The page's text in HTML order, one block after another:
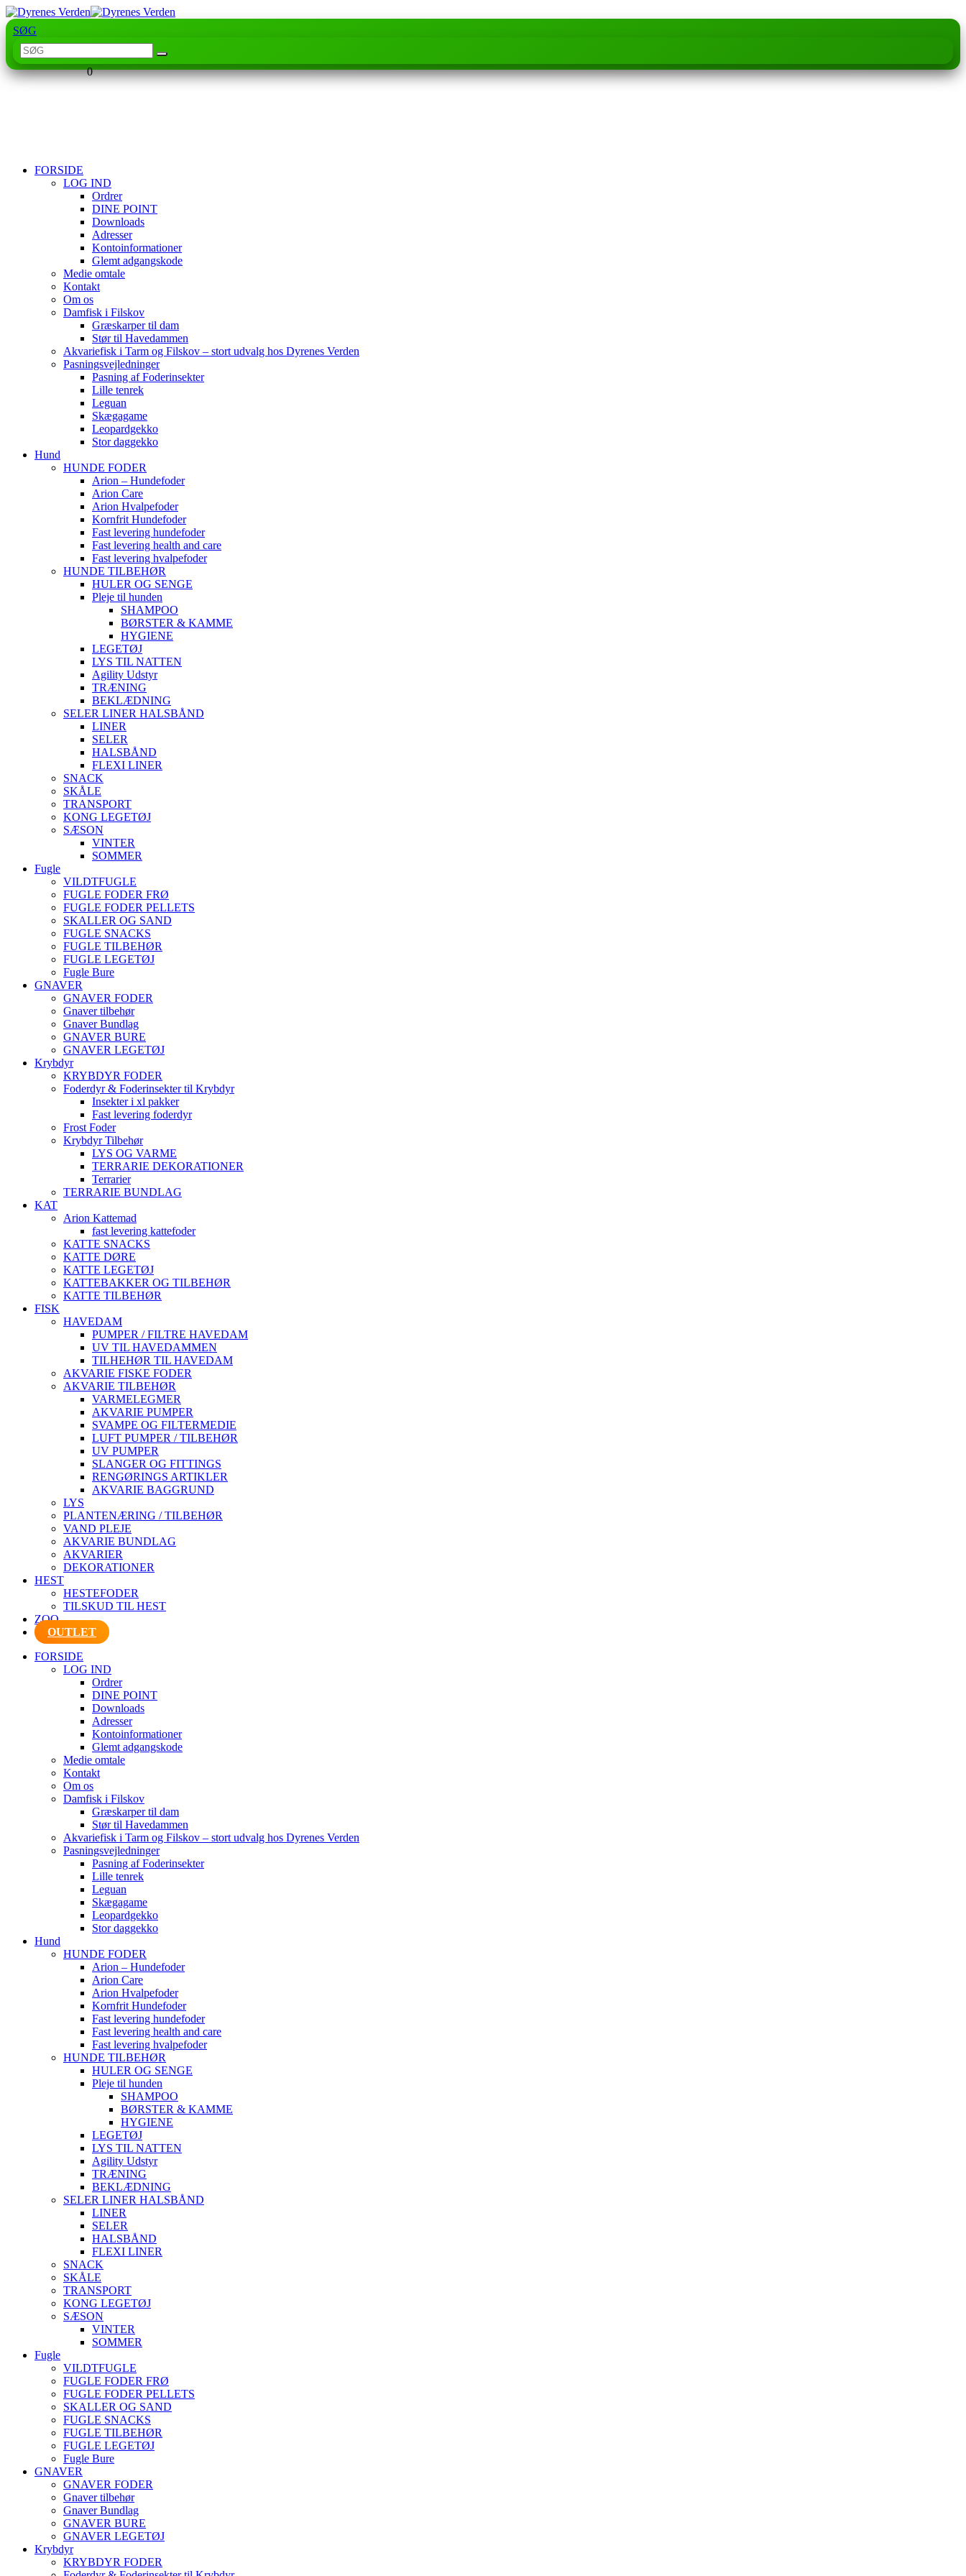
SØG
0
FORSIDE
LOG IND
Ordrer
DINE POINT
Downloads
Adresser
Kontoinformationer
Glemt adgangskode
Medie omtale
Kontakt
Om os
Damfisk i Filskov
Græskarper til dam
Stør til Havedammen
Akvariefisk i Tarm og Filskov – stort udvalg hos Dyrenes Verden
Pasningsvejledninger
Pasning af Foderinsekter
Lille tenrek
Leguan
Skægagame
Leopardgekko
Stor daggekko
Hund
HUNDE FODER
Arion – Hundefoder
Arion Care
Arion Hvalpefoder
Kornfrit Hundefoder
Fast levering hundefoder
Fast levering health and care
Fast levering hvalpefoder
HUNDE TILBEHØR
HULER OG SENGE
Pleje til hunden
SHAMPOO
BØRSTER & KAMME
HYGIENE
LEGETØJ
LYS TIL NATTEN
Agility Udstyr
TRÆNING
BEKLÆDNING
SELER LINER HALSBÅND
LINER
SELER
HALSBÅND
FLEXI LINER
SNACK
SKÅLE
TRANSPORT
KONG LEGETØJ
SÆSON
VINTER
SOMMER
Fugle
VILDTFUGLE
FUGLE FODER FRØ
FUGLE FODER PELLETS
SKALLER OG SAND
FUGLE SNACKS
FUGLE TILBEHØR
FUGLE LEGETØJ
Fugle Bure
GNAVER
GNAVER FODER
Gnaver tilbehør
Gnaver Bundlag
GNAVER BURE
GNAVER LEGETØJ
Krybdyr
KRYBDYR FODER
Foderdyr & Foderinsekter til Krybdyr
Insekter i xl pakker
Fast levering foderdyr
Frost Foder
Krybdyr Tilbehør
LYS OG VARME
TERRARIE DEKORATIONER
Terrarier
TERRARIE BUNDLAG
KAT
Arion Kattemad
fast levering kattefoder
KATTE SNACKS
KATTE DØRE
KATTE LEGETØJ
KATTEBAKKER OG TILBEHØR
KATTE TILBEHØR
FISK
HAVEDAM
PUMPER / FILTRE HAVEDAM
UV TIL HAVEDAMMEN
TILHEHØR TIL HAVEDAM
AKVARIE FISKE FODER
AKVARIE TILBEHØR
VARMELEGMER
AKVARIE PUMPER
SVAMPE OG FILTERMEDIE
LUFT PUMPER / TILBEHØR
UV PUMPER
SLANGER OG FITTINGS
RENGØRINGS ARTIKLER
AKVARIE BAGGRUND
LYS
PLANTENÆRING / TILBEHØR
VAND PLEJE
AKVARIE BUNDLAG
AKVARIER
DEKORATIONER
HEST
HESTEFODER
TILSKUD TIL HEST
ZOO
OUTLET
FORSIDE
LOG IND
Ordrer
DINE POINT
Downloads
Adresser
Kontoinformationer
Glemt adgangskode
Medie omtale
Kontakt
Om os
Damfisk i Filskov
Græskarper til dam
Stør til Havedammen
Akvariefisk i Tarm og Filskov – stort udvalg hos Dyrenes Verden
Pasningsvejledninger
Pasning af Foderinsekter
Lille tenrek
Leguan
Skægagame
Leopardgekko
Stor daggekko
Hund
HUNDE FODER
Arion – Hundefoder
Arion Care
Arion Hvalpefoder
Kornfrit Hundefoder
Fast levering hundefoder
Fast levering health and care
Fast levering hvalpefoder
HUNDE TILBEHØR
HULER OG SENGE
Pleje til hunden
SHAMPOO
BØRSTER & KAMME
HYGIENE
LEGETØJ
LYS TIL NATTEN
Agility Udstyr
TRÆNING
BEKLÆDNING
SELER LINER HALSBÅND
LINER
SELER
HALSBÅND
FLEXI LINER
SNACK
SKÅLE
TRANSPORT
KONG LEGETØJ
SÆSON
VINTER
SOMMER
Fugle
VILDTFUGLE
FUGLE FODER FRØ
FUGLE FODER PELLETS
SKALLER OG SAND
FUGLE SNACKS
FUGLE TILBEHØR
FUGLE LEGETØJ
Fugle Bure
GNAVER
GNAVER FODER
Gnaver tilbehør
Gnaver Bundlag
GNAVER BURE
GNAVER LEGETØJ
Krybdyr
KRYBDYR FODER